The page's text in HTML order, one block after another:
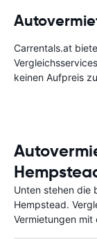
Carrentals.at
keinen Aufpreis
Unten stehen die
Hempstead.
Vermietungen mit